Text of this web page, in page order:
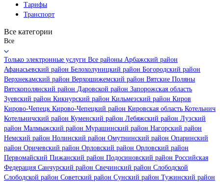
Тарифы
Транспорт
Все категории
Все
Только электронные услуги Все районы Арбажский район
Афанасьевский район Белохолуницкий район Богородский район
Верхнекамский район Верхошижемский район Вятские Поляны
Вятскополянский район Даровской район Запорожская область
Зуевский район Кикнурский район Кильмезский район Киров
Кирово-Чепецк Кирово-Чепецкий район Кировская область Котельнич
Котельничский район Куменский район Лебяжский район Лузский
район Малмыжский район Мурашинский район Нагорский район
Немский район Нолинский район Омутнинский район Опаринский
район Оричевский район Орловский район Орловский район
Первомайский Пижанский район Подосиновский район Российская
Федерация Санчурский район Свечинский район Слободской
Слободской район Советский район Сунский район Тужинский район